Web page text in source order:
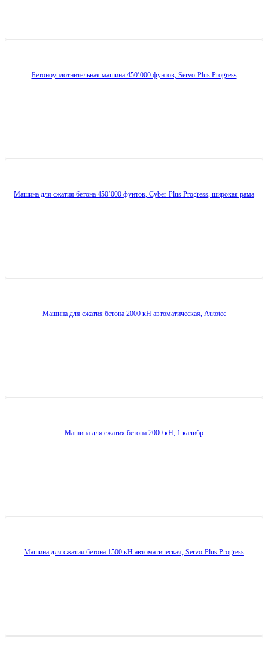
Бетоноуплотнительная машина 450’000 фунтов, Servo-Plus Progress
Машина для сжатия бетона 450’000 фунтов, Cyber-Plus Progress, широкая рама
Машина для сжатия бетона 2000 кН автоматическая, Autotec
Машина для сжатия бетона 2000 кН, 1 калибр
Машина для сжатия бетона 1500 кН автоматическая, Servo-Plus Progress